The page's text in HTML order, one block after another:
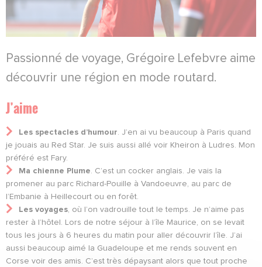
Passionné de voyage, Grégoire Lefebvre aime
découvrir une région en mode routard.
J’aime
Les spectacles d’humour. J’en ai vu beaucoup à Paris quand
je jouais au Red Star. Je suis aussi allé voir Kheiron à Ludres. Mon
préféré est Fary.
Ma chienne Plume. C’est un cocker anglais. Je vais la
promener au parc Richard-Pouille à Vandoeuvre, au parc de
l’Embanie à Heillecourt ou en forêt.
Les voyages, où l’on vadrouille tout le temps. Je n’aime pas
rester à l’hôtel. Lors de notre séjour à l’île Maurice, on se levait
tous les jours à 6 heures du matin pour aller découvrir l’île. J’ai
aussi beaucoup aimé la Guadeloupe et me rends souvent en
Corse voir des amis. C’est très dépaysant alors que tout proche